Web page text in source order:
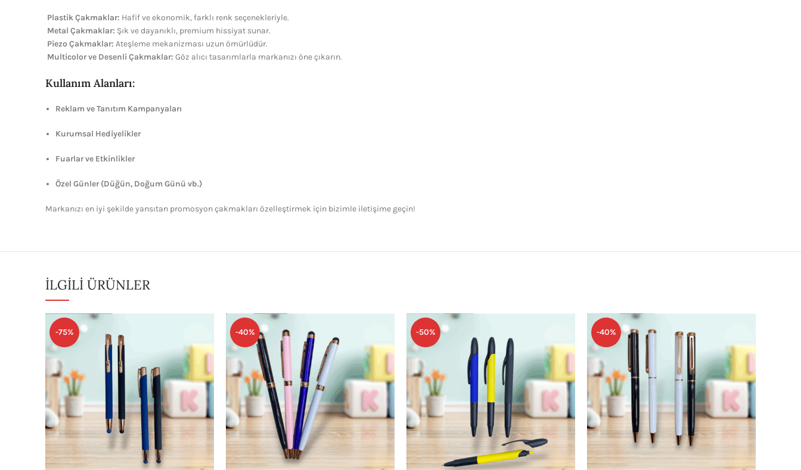
Plastik Çakmaklar: Hafif ve ekonomik, farklı renk seçenekleriyle.
Metal Çakmaklar: Şık ve dayanıklı, premium hissiyat sunar.
Piezo Çakmaklar: Ateşleme mekanizması uzun ömürlüdür.
Multicolor ve Desenli Çakmaklar: Göz alıcı tasarımlarla markanızı öne çıkarın.
Kullanım Alanları:
Reklam ve Tanıtım Kampanyaları
Kurumsal Hediyelikler
Fuarlar ve Etkinlikler
Özel Günler (Düğün, Doğum Günü vb.)
Markanızı en iyi şekilde yansıtan promosyon çakmakları özelleştirmek için bizimle iletişime geçin!
İLGILI ÜRÜNLER
-75% -40% -50% -40%